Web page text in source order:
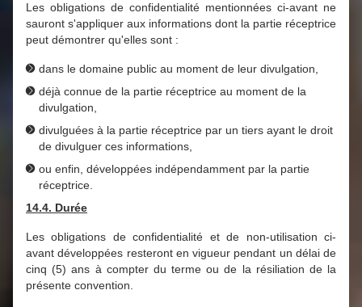
Les obligations de confidentialité mentionnées ci-avant ne
sauront s'appliquer aux informations dont la partie réceptrice
peut démontrer qu'elles sont :
dans le domaine public au moment de leur divulgation,
déjà connue de la partie réceptrice au moment de la
divulgation,
divulguées à la partie réceptrice par un tiers ayant le droit
de divulguer ces informations,
ou enfin, développées indépendamment par la partie
réceptrice.
14.4. Durée
Les obligations de confidentialité et de non-utilisation ci-
avant développées resteront en vigueur pendant un délai de
cinq (5) ans à compter du terme ou de la résiliation de la
présente convention.